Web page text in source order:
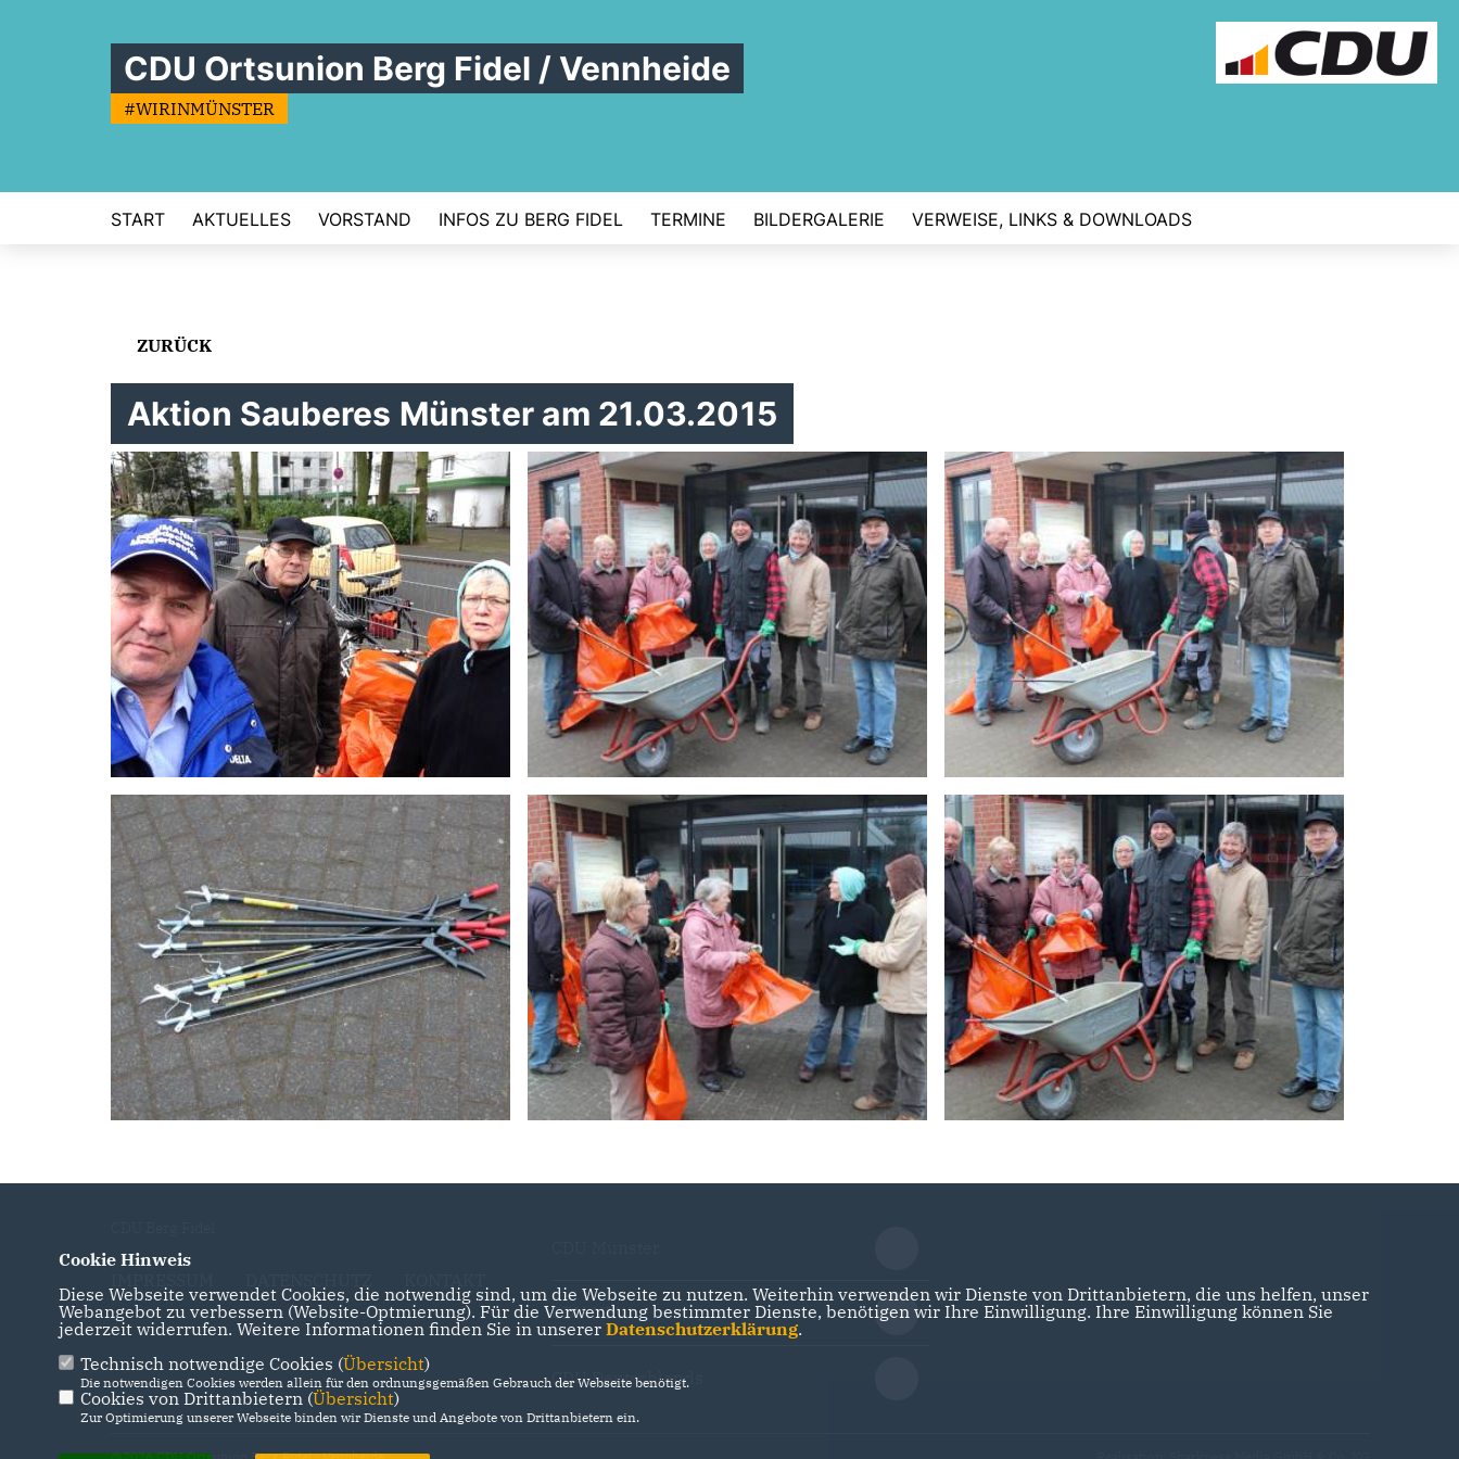
CDU Ortsunion Berg Fidel / Vennheide
#WIRINMÜNSTER
START AKTUELLES VORSTAND INFOS ZU BERG FIDEL TERMINE BILDERGALERIE VERWEISE, LINKS & DOWNLOADS
ZURÜCK
Aktion Sauberes Münster am 21.03.2015
CDU NRW
CDU Deutschlands
Cookie Hinweis
Diese Webseite verwendet Cookies, die notwendig sind, um die Webseite zu nutzen. Weiterhin verwenden wir Dienste von Drittanbietern, die uns helfen, unser
Webangebot zu verbessern (Website-Optmierung). Für die Verwendung bestimmter Dienste, benötigen wir Ihre Einwilligung. Ihre Einwilligung können Sie
jederzeit widerrufen. Weitere Informationen finden Sie in unserer Datenschutzerklärung.
Technisch notwendige Cookies (Übersicht)
Die notwendigen Cookies werden allein für den ordnungsgemäßen Gebrauch der Webseite benötigt.
Cookies von Drittanbietern (Übersicht)
Zur Optimierung unserer Webseite binden wir Dienste und Angebote von Drittanbietern ein.